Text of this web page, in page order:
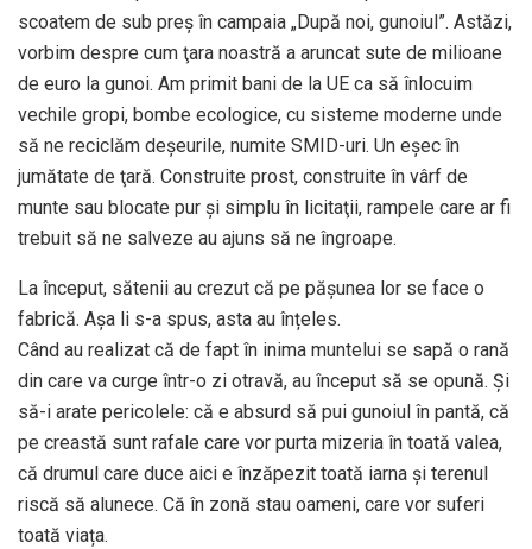
scoatem de sub preş în campaia „După noi, gunoiul”. Astăzi,
vorbim despre cum ţara noastră a aruncat sute de milioane
de euro la gunoi. Am primit bani de la UE ca să înlocuim
vechile gropi, bombe ecologice, cu sisteme moderne unde
să ne reciclăm deşeurile, numite SMID-uri. Un eşec în
jumătate de ţară. Construite prost, construite în vârf de
munte sau blocate pur şi simplu în licitaţii, rampele care ar fi
trebuit să ne salveze au ajuns să ne îngroape.
La început, sătenii au crezut că pe pășunea lor se face o
fabrică. Așa li s-a spus, asta au înțeles.
Când au realizat că de fapt în inima muntelui se sapă o rană
din care va curge într-o zi otravă, au început să se opună. Și
să-i arate pericolele: că e absurd să pui gunoiul în pantă, că
pe creastă sunt rafale care vor purta mizeria în toată valea,
că drumul care duce aici e înzăpezit toată iarna şi terenul
riscă să alunece. Că în zonă stau oameni, care vor suferi
toată viața.